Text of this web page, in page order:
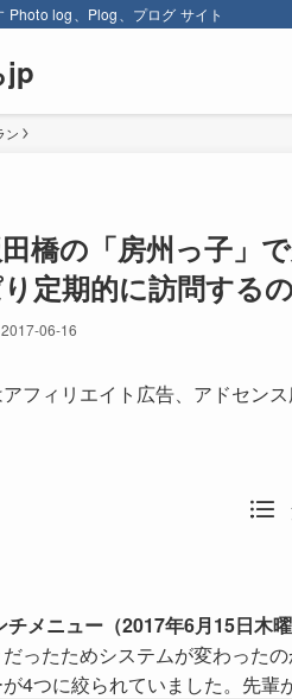
Photo log、Plog、プログ サイト
jp
ン
橋の「房州っ子」
定期的に訪問する
2017-06-16
フィリエイト広告、アドセンス
メニュー（2017年6月15日木曜
ったためシステムが変わった
4つに絞られていました。先輩